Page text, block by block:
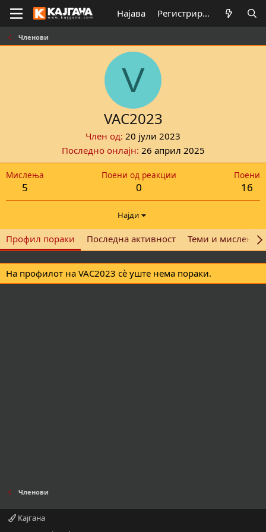
Најава Регистрирај се
Членови
V
VAC2023
Член од 20 јули 2023
Последно онлајн 26 април 2025
Мислења
5
Поени од реакции
0
Поени
16
Најди
Профил пораки Последна активност Теми и мислења
На профилот на VAC2023 сè уште нема пораки.
Членови
Кајгана